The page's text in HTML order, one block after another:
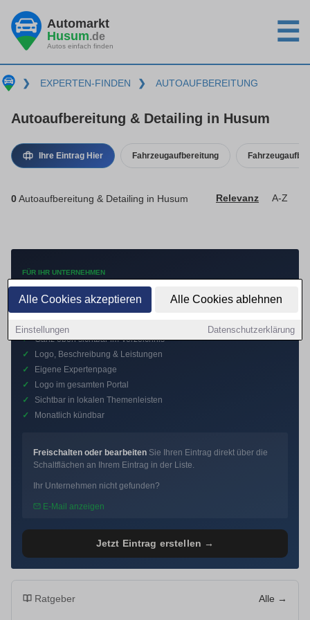
Alle Cookies akzeptieren Alle Cookies ablehnen
Einstellungen Datenschutzerklärung
Automarkt
Husum.de
Autos einfach finden ☰
❯ EXPERTEN-FINDEN ❯ AUTOAUFBEREITUNG
Autoaufbereitung & Detailing in Husum
Ihre Eintrag Hier Fahrzeugaufbereitung
0Autoaufbereitung & Detailing in Husum Relevanz A-Z
FÜR IHR UNTERNEHMEN
Mehr Anfragen mit
Premium-Eintrag
✓ Ganz oben sichtbar im Verzeichnis
✓
Logo, Beschreibung & Leistungen
✓
Eigene Expertenpage
✓
Logo im gesamten Portal
✓
Sichtbar in lokalen Themenleisten
✓
Monatlich kündbar
Freischalten oder bearbeiten Sie Ihren Eintrag direkt über die
Schaltflächen an Ihrem Eintrag in der Liste.
Ihr Unternehmen nicht gefunden?
E-Mail anzeigen
Jetzt Eintrag erstellen →
Ratgeber Alle →